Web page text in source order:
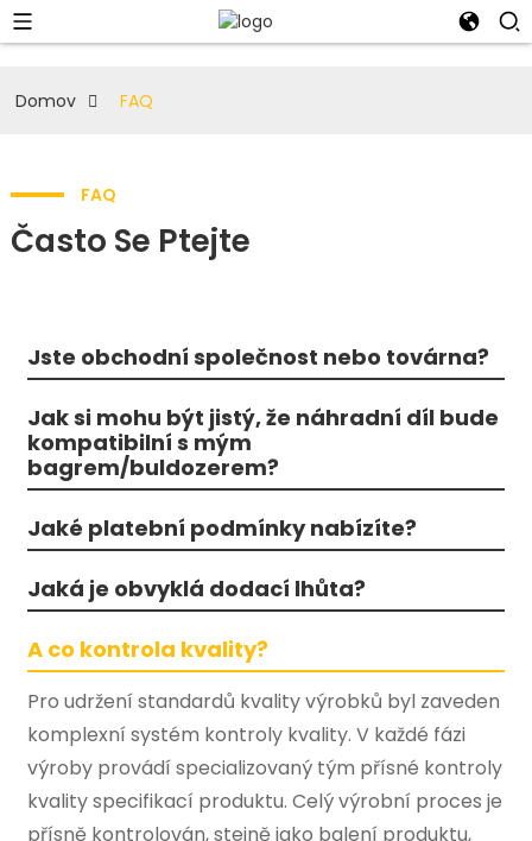
Domov FAQ
FAQ
Často Se Ptejte
Jste obchodní společnost nebo továrna?
Jak si mohu být jistý, že náhradní díl bude
kompatibilní s mým
bagrem/buldozerem?
Jaké platební podmínky nabízíte?
Jaká je obvyklá dodací lhůta?
A co kontrola kvality?
Pro udržení standardů kvality výrobků byl zaveden
komplexní systém kontroly kvality. V každé fázi
výroby provádí specializovaný tým přísné kontroly
kvality specifikací produktu. Celý výrobní proces je
přísně kontrolován, stejně jako balení produktu,